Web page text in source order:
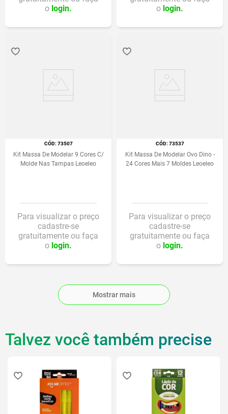
o login.
o login.
:73507
Kit Massa De Modelar 9 Cores C/
Molde Nas Tampas Leoeleo
Para visualizar o preço
cadastre-se
gratuitamente ou faça
o login.
:73537
Kit Massa De Modelar Ovo Dino -
24 Cores Mais 7 Moldes Leoeleo
Para visualizar o preço
cadastre-se
gratuitamente ou faça
o login.
Mostrar mais
Talvez você também precise